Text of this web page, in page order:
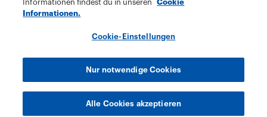
Informationen findest du in unseren
Cookie
Informationen.
Cookie-Einstellungen
Nur notwendige Cookies
Alle Cookies akzeptieren